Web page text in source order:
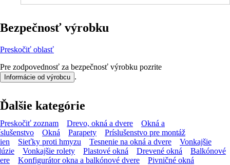
Bezpečnosť výrobku
Preskočiť oblasť
Pre zodpovednosť za bezpečnosť výrobku pozrite
Informácie od výrobcu .
Ďalšie kategórie
Preskočiť zoznam Drevo, okná a dvere
Okná a
Okná Parapety
Príslušenstvo pre montáž
Sieťky proti hmyzu Tesnenie na okná a dvere
Vonkajšie
Vonkajšie rolety Plastové okná Drevené okná
Balkónové
Konfigurátor okna a balkónové dvere Pivničné okná